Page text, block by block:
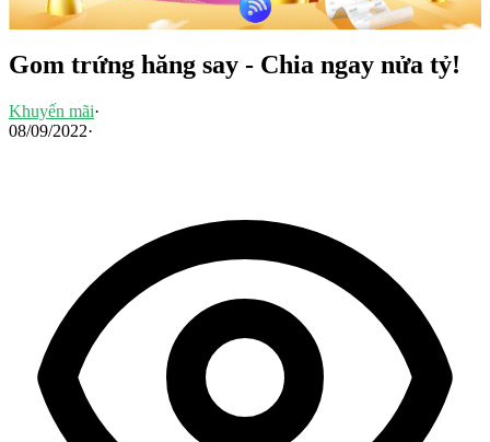
Gom trứng hăng say - Chia ngay nửa tỷ!
Khuyến mãi·
08/09/2022·